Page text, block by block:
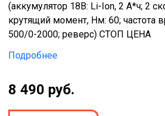
(аккумулятор 18В: Li-Ion, 2 А*ч; 2
крутящий момент, Нм: 60; частота
500/0-2000; реверс) СТОП ЦЕНА
Подробнее
8 490 руб.